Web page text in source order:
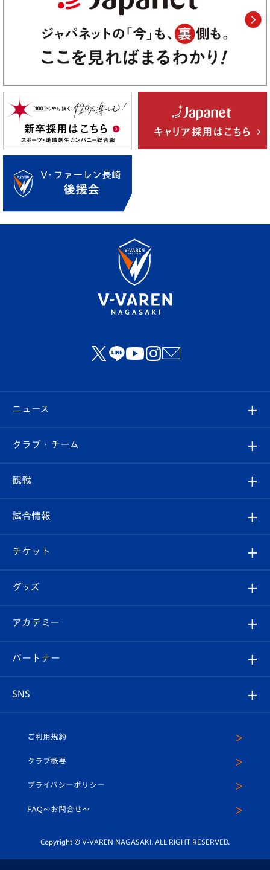
ニュース
すべて
クラブ
試合情報
チケット
イベント
メディア
ホームタウン
クラブ・チーム
クラブ概要
エンブレム紹介
スタッフプロフィール
マスコット紹介
平和祈念活動
ホームタウン活動
観戦
観戦ルール
はじめての観戦ガイド
Revive Team
ヴィヴィくんの長崎おもてなしガイド
試合情報
試合日程/結果
フォトギャラリー
スタジアムグルメ
チケット
チケット
V-LOVERS（ファンクラブ）
プレイヤーズスイート
グッズ
オンラインショップ
店舗情報
アカデミー
育成からのお知らせ
U-18
スクール
パートナー
SNS
ヴィヴィくんインスタグラム
公式LINE＠
ご利用規約
クラブ概要
プライバシーポリシー
FAQ〜お問合せ〜
Copyright © V-VAREN NAGASAKI. ALL RIGHT RESERVED.